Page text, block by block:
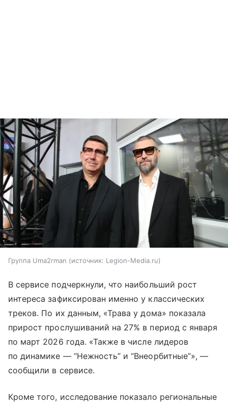
Группа Uma2rman источник: Legion-Media.ru
В сервисе подчеркнули, что наибольший рост
интереса зафиксирован именно у классических
треков. По их данным, «Трава у дома» показала
прирост прослушиваний на 27% в период с января
по март 2026 года. «Также в числе лидеров
по динамике — “Нежность” и “Внеорбитные”», —
сообщили в сервисе.
Кроме того, исследование показало региональные